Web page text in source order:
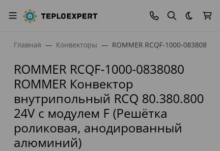
Темная
Главная Конвекторы ROMMER RCQF-1000-0838080
ROMMER RCQF-1000-0838080
ROMMER Конвектор
внутрипольный RCQ 80.380.800
24V с модулем F (Решётка
роликовая, анодированный
алюминий)